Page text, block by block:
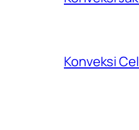
Konveksi